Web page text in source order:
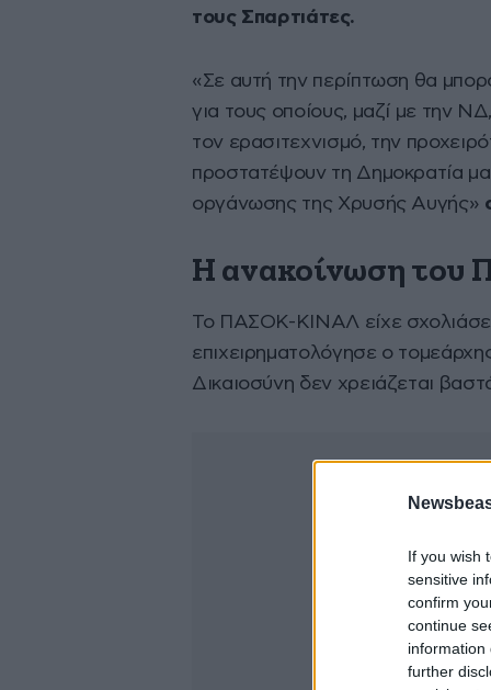
If you wish
sensitive
confirm
continue
information
further
τους Σπαρτιάτες.
«Σε αυτή την περίπτωση θα
για τους οποίους, μαζί με την
τον ερασιτεχνισμό, την
προστατέψουν τη Δημοκρατία
οργάνωσης της Χρυσής Αυγής»
H ανακοίνωση του
Το ΠΑΣΟΚ-ΚΙΝΑΛ είχε
επιχειρηματολόγησε ο
Δικαιοσύνη δεν χρειάζεται